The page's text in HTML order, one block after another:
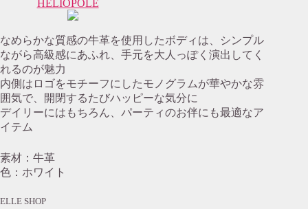
HELIOPOLE
なめらかな質感の牛革を使用したボディは、シンプル
ながら高級感にあふれ、手元を大人っぽく演出してく
れるのが魅力
内側はロゴをモチーフにしたモノグラムが華やかな雰
囲気で、開閉するたびハッピーな気分に
デイリーにはもちろん、パーティのお伴にも最適なア
イテム
素材：牛革
色：ホワイト
ELLE SHOP